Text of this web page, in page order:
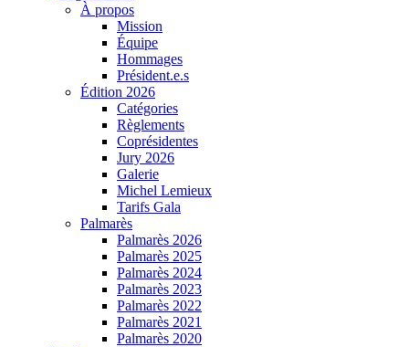
À propos
Mission
Équipe
Hommages
Président.e.s
Édition 2026
Catégories
Règlements
Coprésidentes
Jury 2026
Galerie
Michel Lemieux
Tarifs Gala
Palmarès
Palmarès 2026
Palmarès 2025
Palmarès 2024
Palmarès 2023
Palmarès 2022
Palmarès 2021
Palmarès 2020